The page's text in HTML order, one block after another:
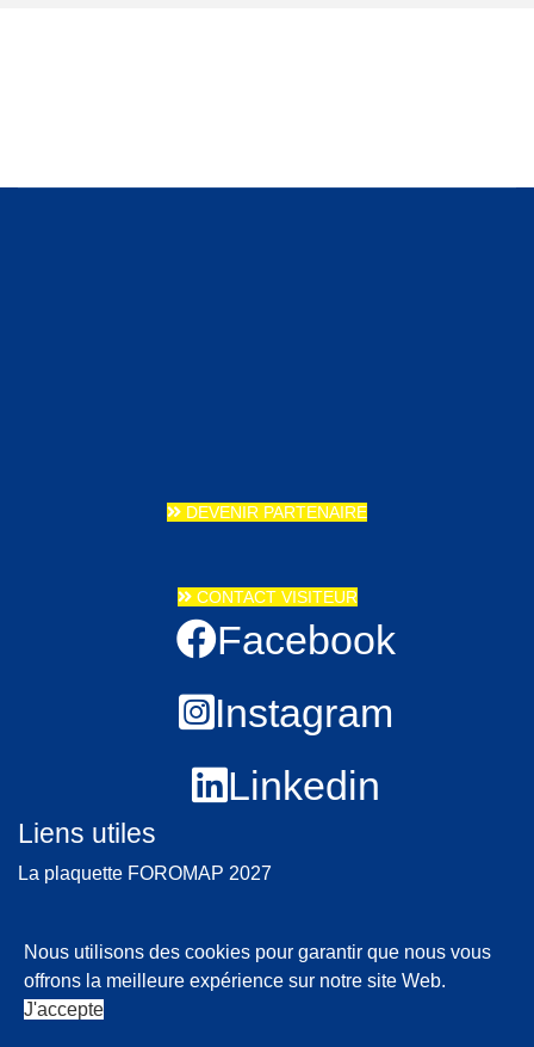
DEVENIR PARTENAIRE
CONTACT VISITEUR
Facebook
Instagram
Linkedin
Liens utiles
La plaquette FOROMAP 2027
Mentions légales| RGPD
Nous utilisons des cookies pour garantir que nous vous
offrons la meilleure expérience sur notre site Web.
J'accepte